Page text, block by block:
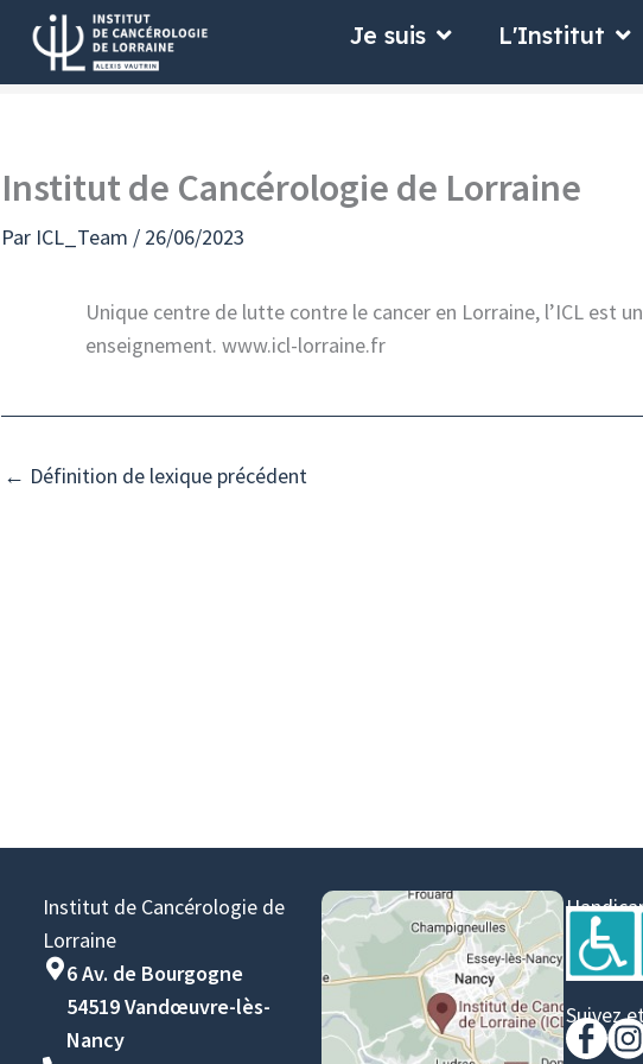
contenu
Je suis Ouvrir Je suis
L'Institut
Institut de Cancérologie de Lorraine
Par ICL_Team / 26/06/2023
Unique centre de lutte contre le cancer en Lorraine, l’ICL est
enseignement. www.icl-lorraine.fr
← Définition de lexique précédent
Institut de Cancérologie de
Lorraine
6 Av. de Bourgogne
54519 Vandœuvre-lès-
Nancy
Suivez